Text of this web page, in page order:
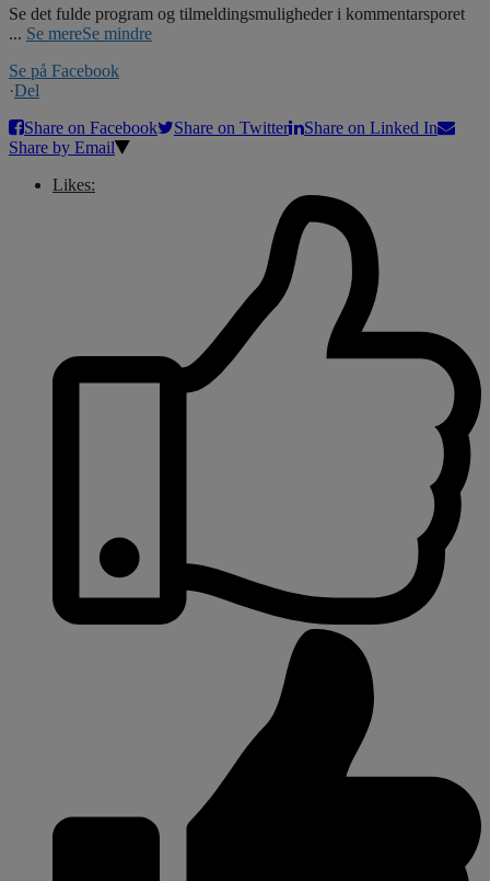
Se det fulde program og tilmeldingsmuligheder i kommentarsporet
... Se mereSe mindre
Se på Facebook
·Del
Share on Facebook
Share on Twitter
Share on Linked In
Share by Email
Likes: